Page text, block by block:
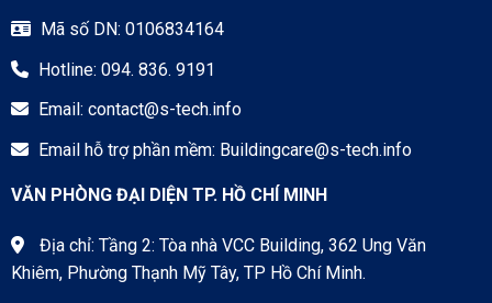
Mã số DN: 0106834164
Hotline: 094. 836. 9191
Email: contact@s-tech.info
Email hỗ trợ phần mềm: Buildingcare@s-tech.info
VĂN PHÒNG ĐẠI DIỆN TP. HỒ CHÍ MINH
Địa chỉ: Tầng 2: Tòa nhà VCC Building, 362 Ung Văn
Khiêm, Phường Thạnh Mỹ Tây, TP Hồ Chí Minh.